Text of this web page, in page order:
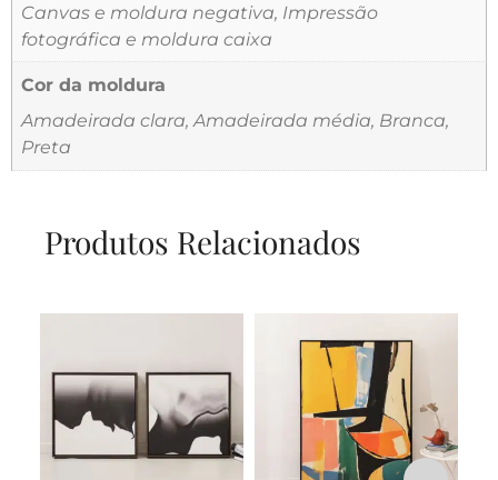
Canvas e moldura negativa, Impressão
fotográfica e moldura caixa
Cor da moldura
Amadeirada clara, Amadeirada média, Branca,
Preta
Produtos Relacionados